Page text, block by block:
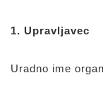
1. Upravljavec
Uradno ime